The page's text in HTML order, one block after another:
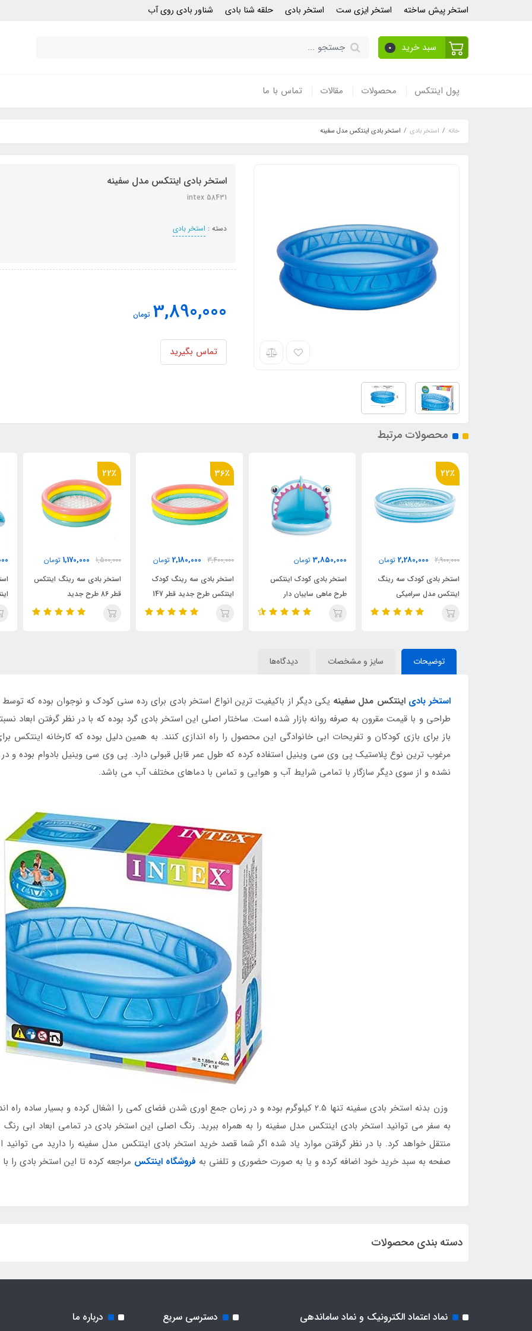
استخر پیش ساخته استخر ایزی ست استخر بادی حلقه شنا بادی شناور بادی روی آب
سبد خرید 0
پول اینتکس محصولات مقالات تماس با ما
خانه استخر بادی استخر بادی اینتکس مدل سفینه
استخر بادی اینتکس مدل سفینه
intex 58431
دسته : استخر بادی
3,890,000 تومان
تماس بگیرید
محصولات مرتبط
3,850,000 تومان
استخر بادی کودک اینتکس
طرح ماهی سایبان دار
3,400,000
2,180,000
استخر بادی سه رینگ کودک
اینتکس طرح جدید قطر 147
22٪
1,500,000
1,170,000 تومان
استخر بادی سه رینگ اینتکس
قطر 86 طرح جدید
12,800,000 تومان
استخر بادی سایبان دار کودک
اینتکس مدل لاک پشت
توضیحات سایز و مشخصات دیدگاه‌ها
استخر بادی اینتکس مدل سفینه یکی دیگر از باکیفیت ترین انواع استخر بادی برای رده سنی کودک و نوجوان بوده که توسط
طراحی و با قیمت مقرون به صرفه روانه بازار شده است. ساختار اصلی این استخر بادی گرد بوده که با در نظر گرفتن ابعاد
باز برای بازی کودکان و تفریحات ابی خانوادگی این محصول را راه اندازی کنند. به همین دلیل بوده که کارخانه
مرغوب ترین نوع پلاستیک پی وی سی وینیل استفاده کرده که طول عمر قابل قبولی دارد. پی وی سی وینیل بادوام بوده و
نشده و از سوی دیگر سازگار با تمامی شرایط آب و هوایی و تماس با دماهای مختلف آب می باشد.
وزن بدنه استخر بادی سفینه تنها 2.5 کیلوگرم بوده و در زمان جمع اوری شدن فضای کمی را اشغال کرده و
به سفر می توانید استخر بادی اینتکس مدل سفینه را به همراه ببرید. رنگ اصلی این استخر بادی در تمامی ابعاد ابی
منتقل خواهد کرد. با در نظر گرفتن موارد یاد شده اگر شما قصد خرید استخر بادی اینتکس مدل سفینه را دارید می
صفحه به سبد خرید خود اضافه کرده و یا به صورت حضوری و تلفنی به فروشگاه اینتکس مراجعه کرده تا این استخر بادی را
دسته بندی محصولات
نماد اعتماد الکترونیک و نماد ساماندهی دسترسی سریع درباره ما